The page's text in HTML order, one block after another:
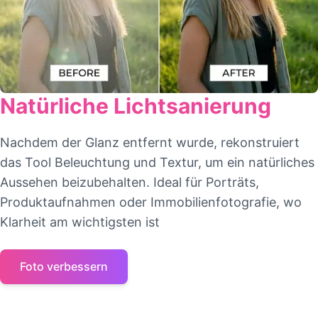
Natürliche Lichtsanierung
Nachdem der Glanz entfernt wurde, rekonstruiert
das Tool Beleuchtung und Textur, um ein natürliches
Aussehen beizubehalten. Ideal für Porträts,
Produktaufnahmen oder Immobilienfotografie, wo
Klarheit am wichtigsten ist
Foto verbessern